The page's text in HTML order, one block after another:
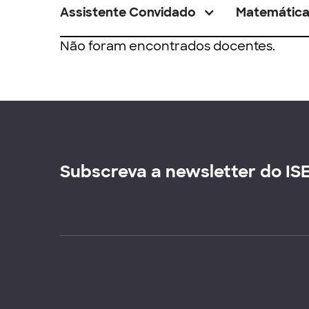
Assistente Convidado Matemática
Não foram encontrados docentes.
Subscreva a newsletter do